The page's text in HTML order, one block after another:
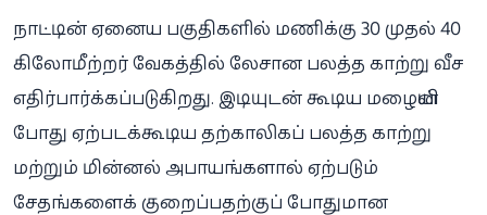
நாட்டின் ஏனைய பகுதிகளில் மணிக்கு 30 முதல் 40
கிலோமீற்றர் வேகத்தில் லேசான பலத்த காற்று வீச
எதிர்பார்க்கப்படுகிறது. இடியுடன் கூடிய மழையின்
போது ஏற்படக்கூடிய தற்காலிகப் பலத்த காற்று
மற்றும் மின்னல் அபாயங்களால் ஏற்படும்
சேதங்களைக் குறைப்பதற்குப் போதுமான